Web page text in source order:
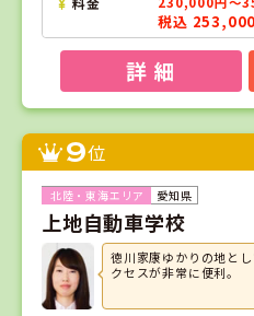
税込
詳 細
9位
愛知県
上地自動車学校
徳川家康ゆかりの地と
クセスが非常に便利。